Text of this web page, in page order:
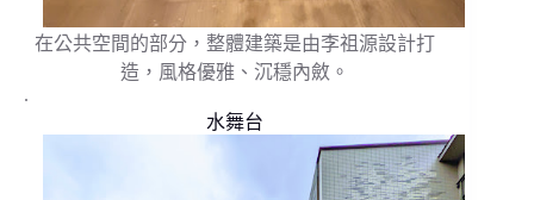
在公共空間的部分，整體建築是由李祖源設計打
造，風格優雅、沉穩內斂。
.
水舞台